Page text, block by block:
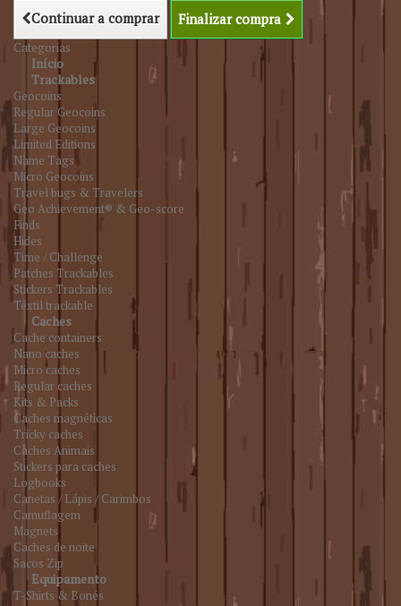
Continuar a comprar Finalizar compra
Categorias
Início
Trackables
Geocoins
Regular Geocoins
Large Geocoins
Limited Editions
Name Tags
Micro Geocoins
Travel bugs & Travelers
Geo Achievement® & Geo-score
Finds
Hides
Time / Challenge
Patches Trackables
Stickers Trackables
Têxtil trackable
Caches
Cache containers
Nano caches
Micro caches
Regular caches
Kits & Packs
Caches magnéticas
Tricky caches
Caches Animais
Stickers para caches
Logbooks
Canetas / Lápis / Carimbos
Camuflagem
Magnets
Caches de noite
Sacos Zip
Equipamento
T-Shirts & Bonés